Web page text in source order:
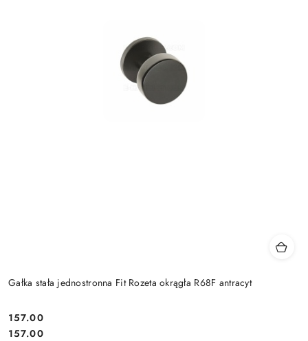
Gałka stała jednostronna Fit Rozeta okrągła R68F antracyt
Cena:
157.00
Cena:
157.00